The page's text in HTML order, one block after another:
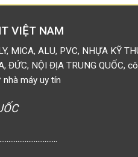
VIỆT NAM
MICA, ALU, PVC, NHỰA KỸ
ĐỨC, NỘI ĐỊA TRUNG QUỐC,
máy uy tín